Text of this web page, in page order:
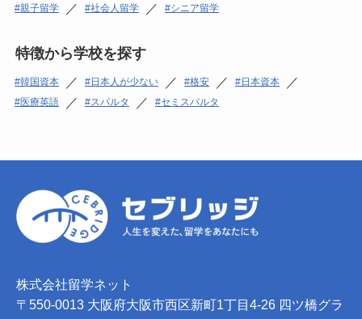
親子留学 ／ 社会人留学 ／ シニア留学
特徴から学校を探す
韓国資本 ／ 日本人が少ない ／ 格安 ／ 日本資本 ／
医療英語 ／ スパルタ ／ セミスパルタ
株式会社留学ネット
〒550-0013 大阪府大阪市西区新町1丁目4-26 四ツ橋グラ